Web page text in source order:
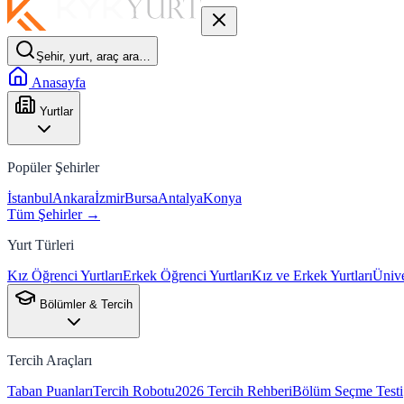
Şehir, yurt, araç ara…
Anasayfa
Yurtlar
Popüler Şehirler
İstanbulAnkaraİzmirBursaAntalyaKonya
Tüm Şehirler →
Yurt Türleri
Kız Öğrenci YurtlarıErkek Öğrenci YurtlarıKız ve Erkek Yurtları
Bölümler & Tercih
Tercih Araçları
Taban PuanlarıTercih Robotu2026 Tercih RehberiBölüm Seçme Testi